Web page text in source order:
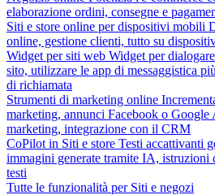
elaborazione ordini, consegne e
Siti e store online per dispositivi mobili
online, gestione clienti, tutto su
Widget per siti web Widget per
sito, utilizzare le app di messaggistica
di richiamata
Strumenti di marketing online
marketing, annunci Facebook o Google
marketing, integrazione con il CRM
CoPilot in Siti e store Testi accattivanti
immagini generate tramite IA, istruzioni
testi
Tutte le funzionalità per Siti e negozi